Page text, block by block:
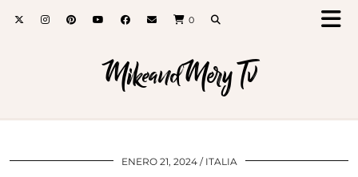
0
MikeandMery Tv
ENERO 21, 2024 ITALIA